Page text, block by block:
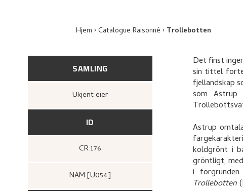
Hjem Catalogue Raisonné Trollebotten
SAMLING
Ukjent eier
ID
CR 176
NAM [U054]
Det finst
sin tittel
fjellandskap
som Astrup
Astrup
koldgrönt i
gröntligt,
i
Trollebotten